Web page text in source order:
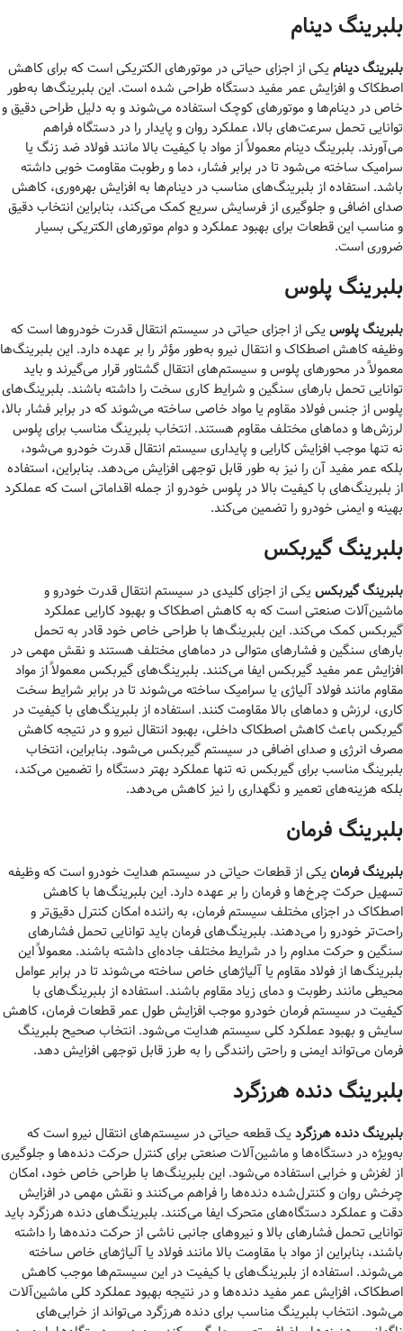
بلبرینگ دینام
بلبرینگ دینام یکی از اجزای حیاتی در موتورهای الکتریکی است که برای کاهش
اصطکاک و افزایش عمر مفید دستگاه طراحی شده است. این بلبرینگ‌ها به‌طور
خاص در دینام‌ها و موتورهای کوچک استفاده می‌شوند و به دلیل طراحی دقیق و
توانایی تحمل سرعت‌های بالا، عملکرد روان و پایدار را در دستگاه فراهم
می‌آورند. بلبرینگ دینام معمولاً از مواد با کیفیت بالا مانند فولاد ضد زنگ یا
سرامیک ساخته می‌شود تا در برابر فشار، دما و رطوبت مقاومت خوبی داشته
باشد. استفاده از بلبرینگ‌های مناسب در دینام‌ها به افزایش بهره‌وری، کاهش
صدای اضافی و جلوگیری از فرسایش سریع کمک می‌کند، بنابراین انتخاب دقیق
و مناسب این قطعات برای بهبود عملکرد و دوام موتورهای الکتریکی بسیار
ضروری است.
بلبرینگ پلوس
بلبرینگ پلوس یکی از اجزای حیاتی در سیستم انتقال قدرت خودروها است که
وظیفه کاهش اصطکاک و انتقال نیرو به‌طور مؤثر را بر عهده دارد. این بلبرینگ‌ها
معمولاً در محورهای پلوس و سیستم‌های انتقال گشتاور قرار می‌گیرند و باید
توانایی تحمل بارهای سنگین و شرایط کاری سخت را داشته باشند. بلبرینگ‌های
پلوس از جنس فولاد مقاوم یا مواد خاصی ساخته می‌شوند که در برابر فشار بالا،
لرزش‌ها و دماهای مختلف مقاوم هستند. انتخاب بلبرینگ مناسب برای پلوس
نه تنها موجب افزایش کارایی و پایداری سیستم انتقال قدرت خودرو می‌شود،
بلکه عمر مفید آن را نیز به طور قابل توجهی افزایش می‌دهد. بنابراین، استفاده
از بلبرینگ‌های با کیفیت بالا در پلوس خودرو از جمله اقداماتی است که عملکرد
بهینه و ایمنی خودرو را تضمین می‌کند.
بلبرینگ گیربکس
بلبرینگ گیربکس یکی از اجزای کلیدی در سیستم انتقال قدرت خودرو و
ماشین‌آلات صنعتی است که به کاهش اصطکاک و بهبود کارایی عملکرد
گیربکس کمک می‌کند. این بلبرینگ‌ها با طراحی خاص خود قادر به تحمل
بارهای سنگین و فشارهای متوالی در دماهای مختلف هستند و نقش مهمی در
افزایش عمر مفید گیربکس ایفا می‌کنند. بلبرینگ‌های گیربکس معمولاً از مواد
مقاوم مانند فولاد آلیاژی یا سرامیک ساخته می‌شوند تا در برابر شرایط سخت
کاری، لرزش و دماهای بالا مقاومت کنند. استفاده از بلبرینگ‌های با کیفیت در
گیربکس باعث کاهش اصطکاک داخلی، بهبود انتقال نیرو و در نتیجه کاهش
مصرف انرژی و صدای اضافی در سیستم گیربکس می‌شود. بنابراین، انتخاب
بلبرینگ مناسب برای گیربکس نه تنها عملکرد بهتر دستگاه را تضمین می‌کند،
بلکه هزینه‌های تعمیر و نگهداری را نیز کاهش می‌دهد.
بلبرینگ فرمان
بلبرینگ فرمان یکی از قطعات حیاتی در سیستم هدایت خودرو است که وظیفه
تسهیل حرکت چرخ‌ها و فرمان را بر عهده دارد. این بلبرینگ‌ها با کاهش
اصطکاک در اجزای مختلف سیستم فرمان، به راننده امکان کنترل دقیق‌تر و
راحت‌تر خودرو را می‌دهند. بلبرینگ‌های فرمان باید توانایی تحمل فشارهای
سنگین و حرکت مداوم را در شرایط مختلف جاده‌ای داشته باشند. معمولاً این
بلبرینگ‌ها از فولاد مقاوم یا آلیاژهای خاص ساخته می‌شوند تا در برابر عوامل
محیطی مانند رطوبت و دمای زیاد مقاوم باشند. استفاده از بلبرینگ‌های با
کیفیت در سیستم فرمان خودرو موجب افزایش طول عمر قطعات فرمان، کاهش
سایش و بهبود عملکرد کلی سیستم هدایت می‌شود. انتخاب صحیح بلبرینگ
فرمان می‌تواند ایمنی و راحتی رانندگی را به طرز قابل توجهی افزایش دهد.
بلبرینگ دنده هرزگرد
بلبرینگ دنده هرزگرد یک قطعه حیاتی در سیستم‌های انتقال نیرو است که
به‌ویژه در دستگاه‌ها و ماشین‌آلات صنعتی برای کنترل حرکت دنده‌ها و جلوگیری
از لغزش و خرابی استفاده می‌شود. این بلبرینگ‌ها با طراحی خاص خود، امکان
چرخش روان و کنترل‌شده دنده‌ها را فراهم می‌کنند و نقش مهمی در افزایش
دقت و عملکرد دستگاه‌های متحرک ایفا می‌کنند. بلبرینگ‌های دنده هرزگرد باید
توانایی تحمل فشارهای بالا و نیروهای جانبی ناشی از حرکت دنده‌ها را داشته
باشند، بنابراین از مواد با مقاومت بالا مانند فولاد یا آلیاژهای خاص ساخته
می‌شوند. استفاده از بلبرینگ‌های با کیفیت در این سیستم‌ها موجب کاهش
اصطکاک، افزایش عمر مفید دنده‌ها و در نتیجه بهبود عملکرد کلی ماشین‌آلات
می‌شود. انتخاب بلبرینگ مناسب برای دنده هرزگرد می‌تواند از خرابی‌های